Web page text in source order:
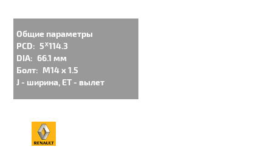
Общие параметры
PCD: 5ᕁ114.3
DIA: 66.1 мм
Болт: M14 x 1.5
J - ширина, ET - вылет